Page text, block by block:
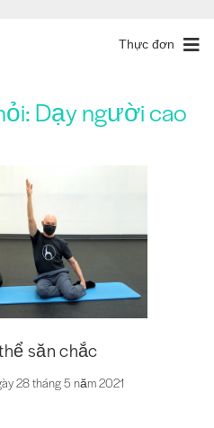
Thực đơn
Dạy người cao
săn chắc
28 tháng 5 năm 2021